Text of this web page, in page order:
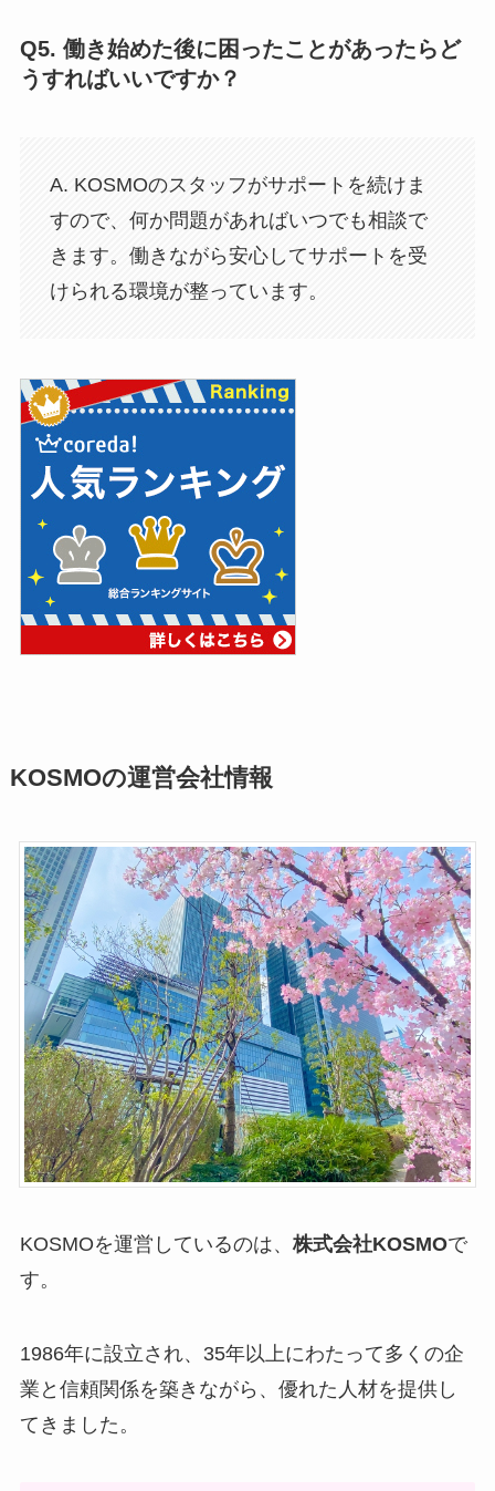
Q5. 働き始めた後に困ったことがあったらど
うすればいいですか？
A. KOSMOのスタッフがサポートを続けま
すので、何か問題があればいつでも相談で
きます。働きながら安心してサポートを受
けられる環境が整っています。
KOSMOの運営会社情報
KOSMOを運営しているのは、 株式会社KOSMOで
す。
1986年に設立され、35年以上にわたって多くの企
業と信頼関係を築きながら、優れた人材を提供し
てきました。